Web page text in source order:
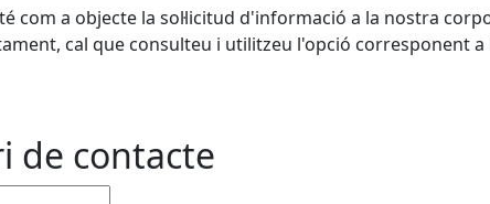
com a objecte la sol·licitud d'informació a la nostra
cal que consulteu i utilitzeu l'opció corresponent a
de contacte